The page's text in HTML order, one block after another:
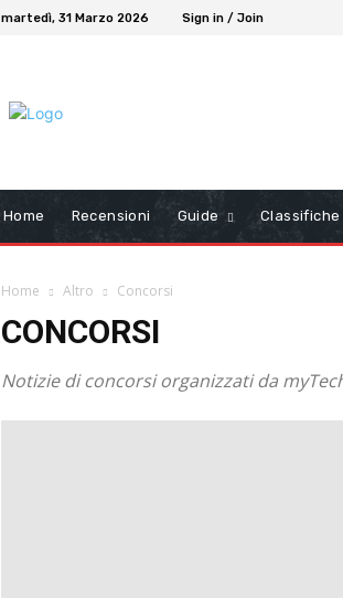
martedì, 31 Marzo 2026 Sign in / Join
Home Recensioni Guide Classifiche
Home Altro Concorsi
CONCORSI
Notizie di concorsi organizzati da